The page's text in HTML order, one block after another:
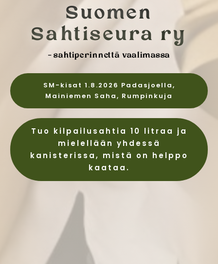
Suomen
Sahtiseura ry
– sahtiperinnettä vaalimassa
SM-kisat 1.8.2026 Padasjoella,
Mainiemen Saha, Rumpinkuja
Tuo kilpailusahtia 10 litraa ja
mielellään yhdessä
kanisterissa, mistä on helppo
kaataa.